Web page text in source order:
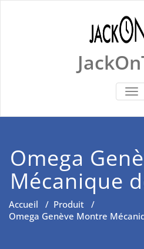
LA
Omega
Mécanique
Accueil / Produit /
Omega Genève Montre